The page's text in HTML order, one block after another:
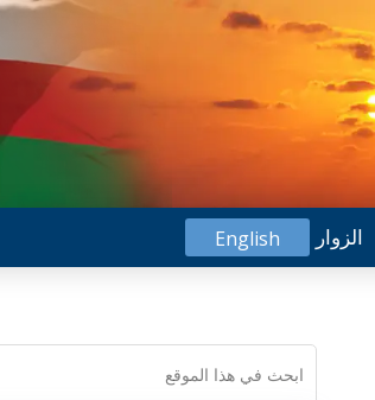
English الزوار
Search